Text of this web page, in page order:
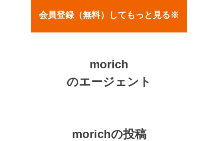
会員登録（無料）してもっと見る※
morich
のエージェント
morichの投稿